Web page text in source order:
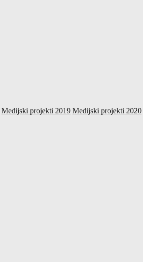
Medijski projekti 2019 Medijski projekti 2020